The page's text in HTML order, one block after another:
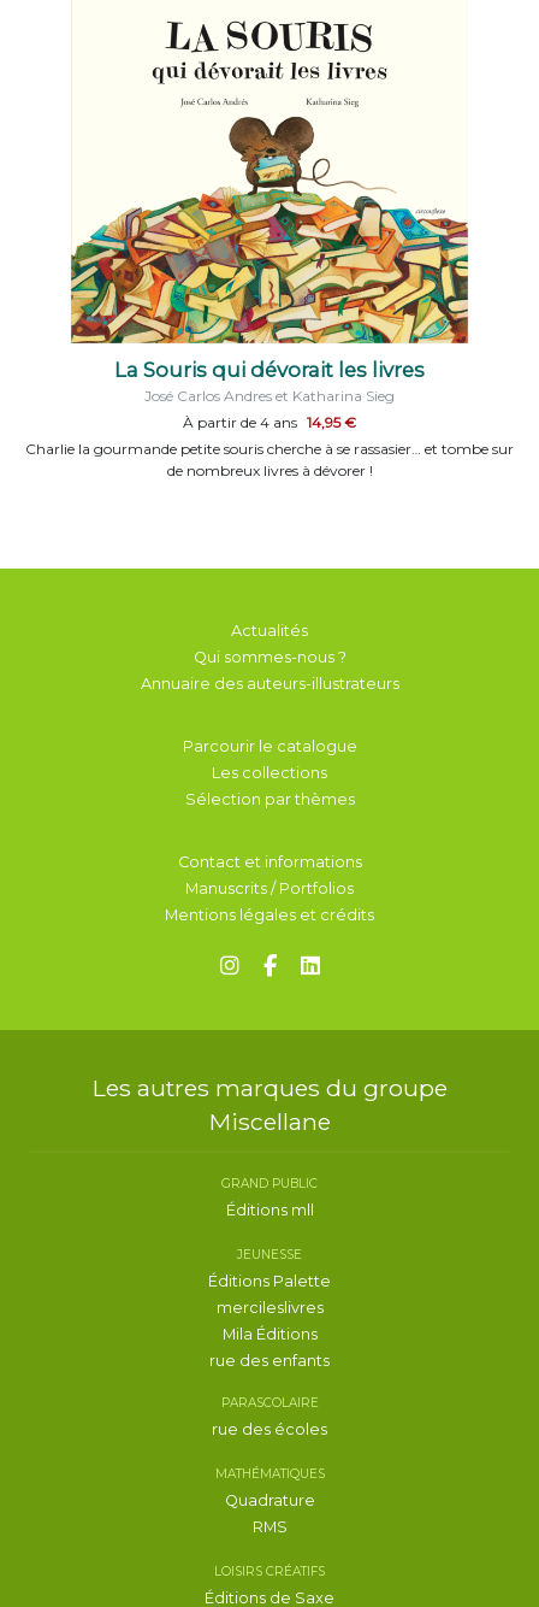
La Souris qui dévorait les livres
José Carlos Andres et Katharina Sieg
À partir de 4 ans 14,95 €
Charlie la gourmande petite souris cherche à se rassasier… et tombe sur
de nombreux livres à dévorer !
Actualités
Qui sommes-nous ?
Annuaire des auteurs-illustrateurs
Parcourir le catalogue
Les collections
Sélection par thèmes
Contact et informations
Manuscrits / Portfolios
Mentions légales et crédits
Les autres marques du groupe
Miscellane
GRAND PUBLIC
Éditions mll
JEUNESSE
Éditions Palette
mercileslivres
Mila Éditions
rue des enfants
PARASCOLAIRE
rue des écoles
MATHÉMATIQUES
Quadrature
RMS
LOISIRS CRÉATIFS
Éditions de Saxe